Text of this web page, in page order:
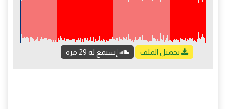
تحميل الملف إستمع له 29 مرة